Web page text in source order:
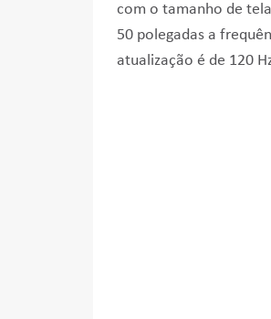
com o tamanho de
50 polegadas a
atualização é de 120